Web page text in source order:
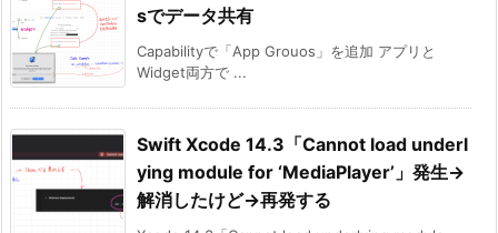
sでデータ共有
Capabilityで「App Grouos」を追加 アプリと
Widget両方で ...
Swift Xcode 14.3「Cannot load underl
ying module for ‘MediaPlayer’」発生→
解消したけど→再発する